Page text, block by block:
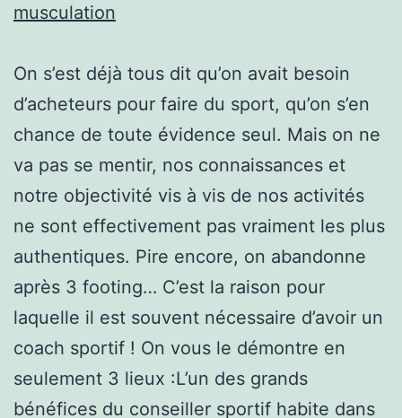
musculation
On s’est déjà tous dit qu’on avait besoin
d’acheteurs pour faire du sport, qu’on s’en
chance de toute évidence seul. Mais on ne
va pas se mentir, nos connaissances et
notre objectivité vis à vis de nos activités
ne sont effectivement pas vraiment les plus
authentiques. Pire encore, on abandonne
après 3 footing… C’est la raison pour
laquelle il est souvent nécessaire d’avoir un
coach sportif ! On vous le démontre en
seulement 3 lieux :L’un des grands
bénéfices du conseiller sportif habite dans